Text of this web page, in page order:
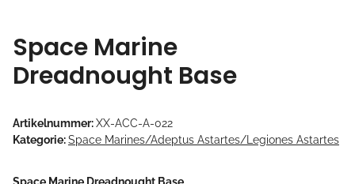
Space Marine
Dreadnought Base
Artikelnummer:XX-ACC-A-022
Kategorie:Space Marines/Adeptus Astartes/Legiones Astartes